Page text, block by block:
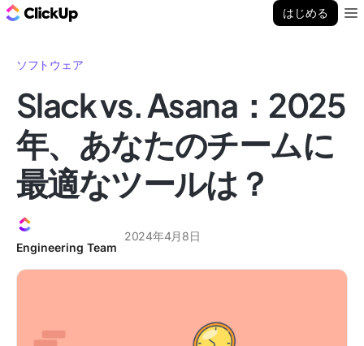
はじめる
ソフトウェア
Slack vs. Asana：2025
年、あなたのチームに
最適なツールは？
Engineering Team
2024年4月8日